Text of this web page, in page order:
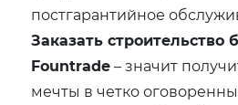
постгарантийное
Заказать строительство
Fountrade– значит
мечты в четко